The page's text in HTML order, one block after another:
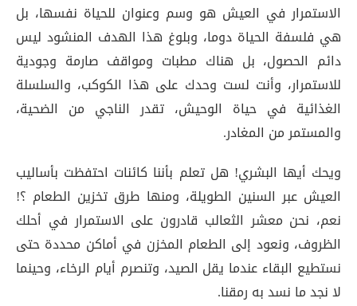
الاستمرار في العيش هو وسم وعنوان للحياة نفسها، بل
هي فلسفة الحياة دوما، وبلوغ هذا الهدف المنشود ليس
دائم الحصول، بل هناك مطبات ومواقف صارمة وجودية
للاستمرار، وأنت لست وحدك على هذا الكوكب، والسلسلة
الغذائية في حياة الوحيش، تقدر الناجي من الضحية،
والمستمر من المغادر.
ويحك أيها البشري! هل تعلم بأننا كائنات احتفظت بأساليب
العيش عبر السنين الطويلة، ومنها طرق تخزين الطعام ؟!
نعم، نحن معشر الثعالب قادرون على الاستمرار في أحلك
الظروف، ونعود إلى الطعام المخزن في أماكن محددة حتى
نستطيع البقاء عندما يقل الصيد، وتنصرم أيام الرخاء، وحينما
لا نجد ما نسد به رمقنا.